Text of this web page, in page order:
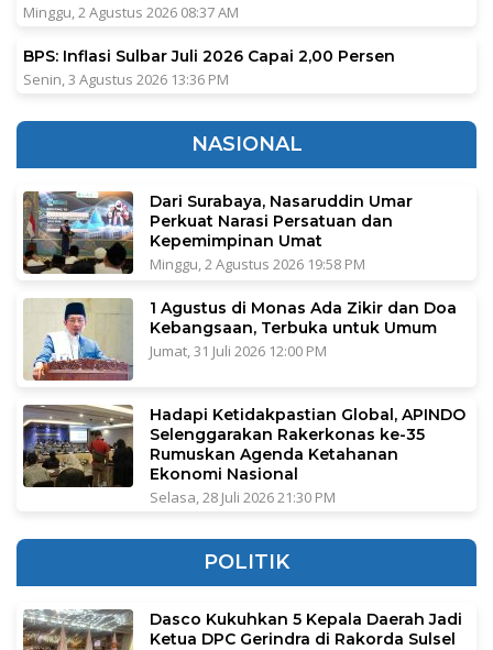
Minggu, 2 Agustus 2026 08:37 AM
BPS: Inflasi Sulbar Juli 2026 Capai 2,00 Persen
Senin, 3 Agustus 2026 13:36 PM
NASIONAL
Dari Surabaya, Nasaruddin Umar
Perkuat Narasi Persatuan dan
Kepemimpinan Umat
Minggu, 2 Agustus 2026 19:58 PM
1 Agustus di Monas Ada Zikir dan Doa
Kebangsaan, Terbuka untuk Umum
Jumat, 31 Juli 2026 12:00 PM
Hadapi Ketidakpastian Global, APINDO
Selenggarakan Rakerkonas ke-35
Rumuskan Agenda Ketahanan
Ekonomi Nasional
Selasa, 28 Juli 2026 21:30 PM
POLITIK
Dasco Kukuhkan 5 Kepala Daerah Jadi
Ketua DPC Gerindra di Rakorda Sulsel